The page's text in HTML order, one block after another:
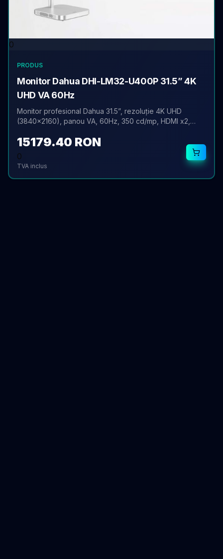
0
PRODUS
Monitor Dahua DHI-LM32-U400P 31.5” 4K
UHD VA 60Hz
Monitor profesional Dahua 31.5”, rezoluție 4K UHD
(3840x2160), panou VA, 60Hz, 350 cd/mp, HDMI x2,
15179.40 RON
0
TVA inclus